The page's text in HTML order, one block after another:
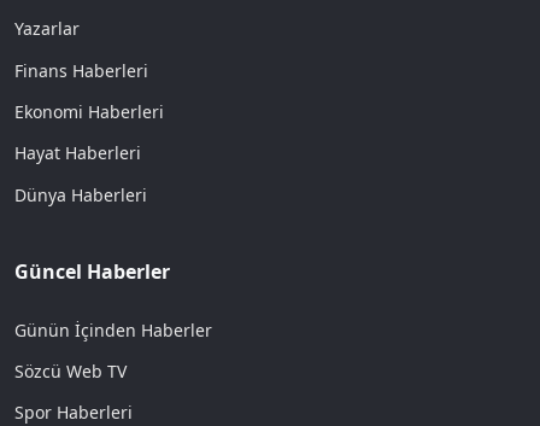
Yazarlar
Finans Haberleri
Ekonomi Haberleri
Hayat Haberleri
Dünya Haberleri
Güncel Haberler
Günün İçinden Haberler
Sözcü Web TV
Spor Haberleri